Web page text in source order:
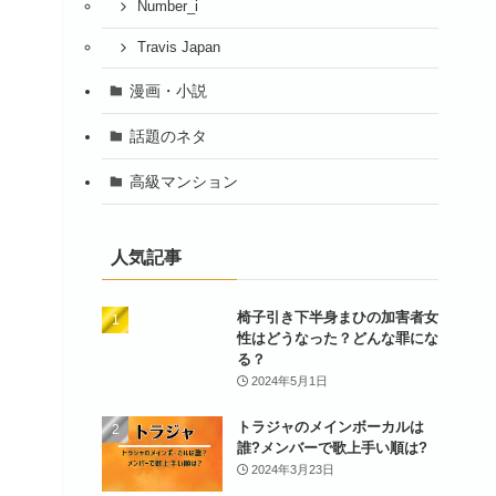
Number_i
Travis Japan
漫画・小説
話題のネタ
高級マンション
人気記事
椅子引き下半身まひの加害者女
性はどうなった？どんな罪にな
る？
2024年5月1日
トラジャのメインボーカルは
誰?メンバーで歌上手い順は?
2024年3月23日